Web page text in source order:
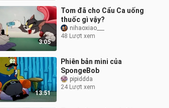
3:05
Tom đã cho Cẩu Ca uống
thuốc gì vậy?
nihaoxiao___
48 Lượt xem
13:51
Phiên bản mini của
SpongeBob
pipiddda
24 Lượt xem